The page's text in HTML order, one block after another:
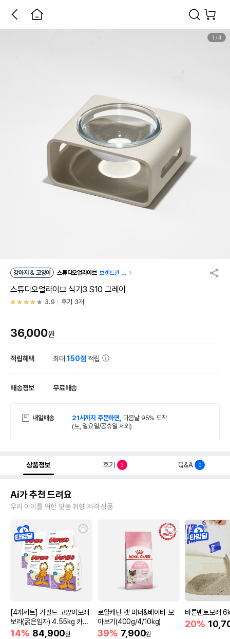
1 /4
강아지 & 고양이 스튜디오얼라이브 브랜드관 이
스튜디오얼라이브 식기3 S10 그레이
3.9 후기 3개
36,000원
적립혜택 최대150점 적립
배송정보 무료배송
내일배송 21시까지 주문하면, 다음날 95% 도착
(토, 일요일/공휴일 제외)
상품정보 후기 3 Q&A 0
Ai가 추천 드려요
우리 아이를 위한 맞춤 취향 저격 상품
[4개세트] 가필드 고양이모래
보라(굵은입자) 4.55kg 카사
바모래
14% 84,900원
로얄캐닌 캣 마더&베이비 모
아보기(400g/4/10kg)
39% 7,900원
바른벤토모래
20%